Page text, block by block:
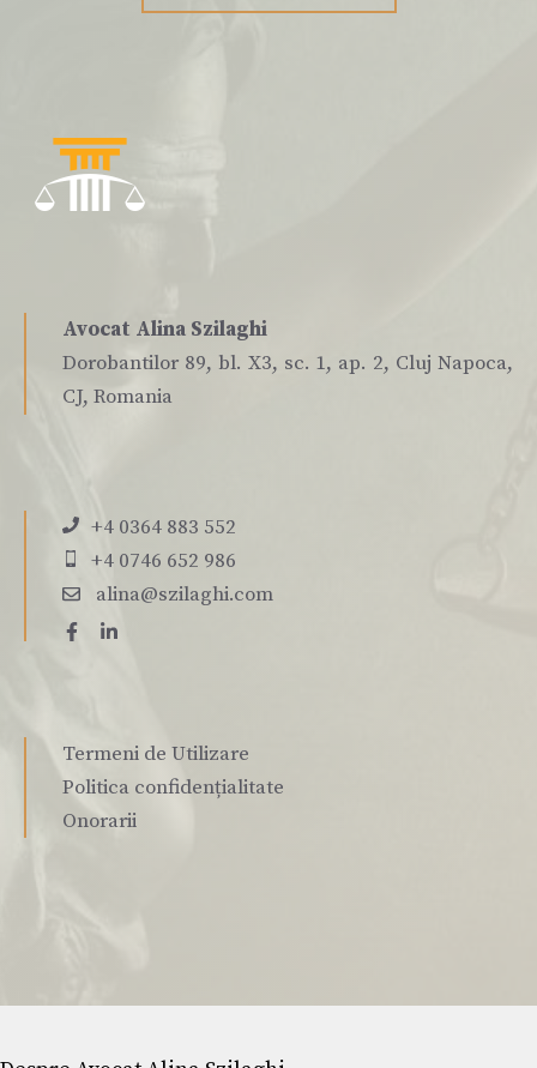
Avocat Alina Szilaghi
Dorobantilor 89, bl. X3, sc. 1, ap. 2, Cluj Napoca,
CJ, Romania
+4 0364 883 552
+4 0746 652 986
alina@szilaghi.com
Termeni de Utilizare
Politica confidențialitate
Onorarii